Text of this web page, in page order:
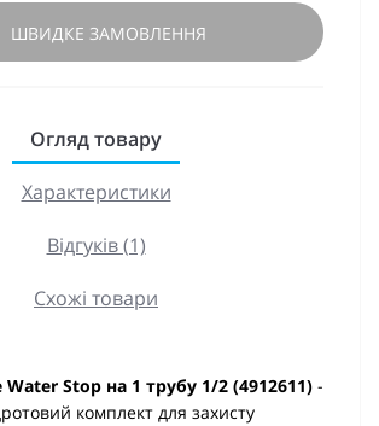
ШВИДКЕ ЗАМОВЛЕННЯ
Огляд товару
Характеристики
Відгуків (1)
Схожі товари
Water Stop на 1 трубу 1/2 (4912611) -
комплект для захисту